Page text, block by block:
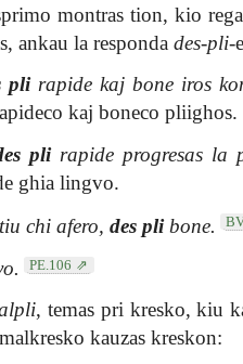
montras tion, kio
ankau la respondades-pli-
plirapide kaj bone iros
kaj boneco pliighos.
plirapide progresas la
ghia lingvo.
chi afero, des plibone.
PE.106
, temas pri kresko, kiu
kauzas kreskon: